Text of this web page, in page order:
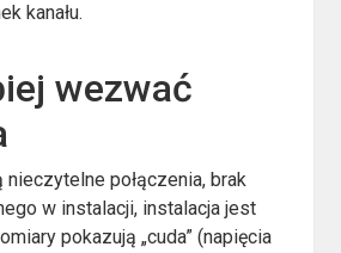
kanału.
wezwać
połączenia, brak
w instalacji, instalacja jest
pokazują „cuda” (napięcia